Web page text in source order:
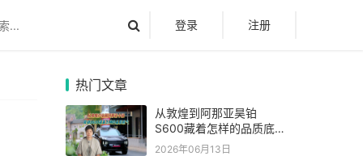
登录 注册
热门文章
从敦煌到阿那亚昊铂
S600藏着怎样的品质底
气
2026年06月13日